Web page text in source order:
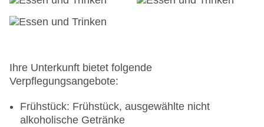
Ihre Unterkunft bietet folgende
Verpflegungsangebote:
Frühstück: Frühstück, ausgewählte nicht
alkoholische Getränke